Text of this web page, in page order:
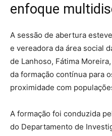
enfoque
A sessão de abertura
e vereadora da área social
de Lanhoso, Fátima
da formação contínua para
proximidade com
A formação foi conduzida
do Departamento de